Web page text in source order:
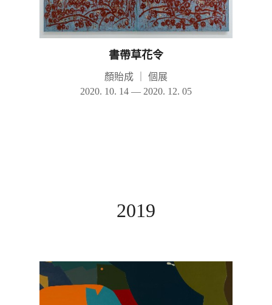
書帶草花令
顏貽成
個展
2020. 10. 14 — 2020. 12. 05
2019